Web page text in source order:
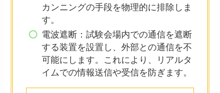
カンニングの手段を物理的に排除しま
す。
電波遮断：試験会場内での通信を遮断
する装置を設置し、外部との通信を不
可能にします。これにより、リアルタ
イムでの情報送信や受信を防ぎます。